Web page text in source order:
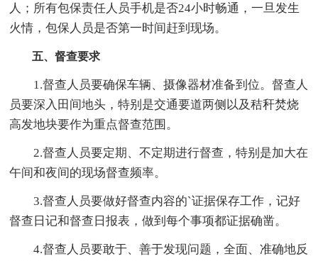
人；所有包保责任人员手机是否24小时畅通，一旦发生
火情，包保人员是否第一时间赶到现场。
五、督查要求
1.督查人员要确保车辆、摄像器材准备到位。督查人
员要深入田间地头，特别是交通要道两侧以及秸秆焚烧
高发地块要作为重点督查范围。
2.督查人员要定期、不定期进行督查，特别是加大在
午间和夜间的现场督查频率。
3.督查人员要做好督查内容的`证据保存工作，记好
督查日记和督查日报表，做到每个事项都证据确凿。
4.督查人员要敢于、善于发现问题，全面、准确地反